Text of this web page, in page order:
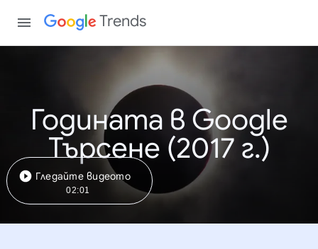
Trends
Годината в Google
Търсене (2017 г.)
Гледайте видеото
02:01